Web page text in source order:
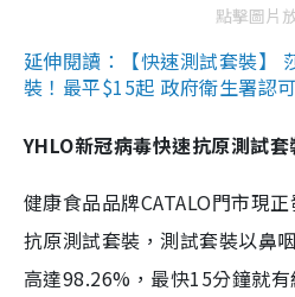
點擊圖片
延伸閱讀：【快速測試套裝】
裝！最平$15起 政府衛生署認
YHLO新冠病毒快速抗原測試套
健康食品品牌CATALO門市現
抗原測試套裝，測試套裝以鼻
高達98.26%，最快15分鐘就